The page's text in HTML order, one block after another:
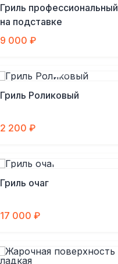
Гриль профессиональный
на подставке
9 000 ₽
Гриль Роликовый
2 200 ₽
Гриль очаг
17 000 ₽